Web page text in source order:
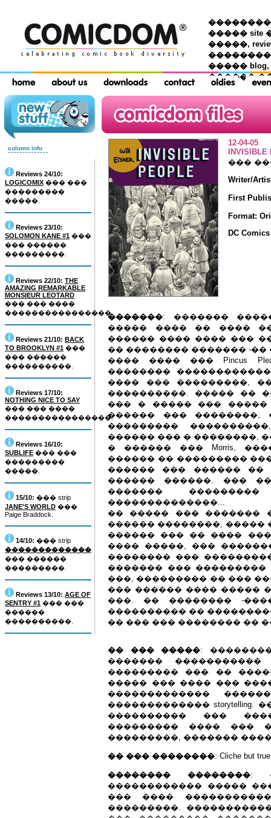
���������
����� site
�����,
����� blog,
������
column info
Reviews 24/10:
LOGICOMIX ��� ���
���������
�����.
Reviews 23/10:
SOLOMON KANE #1 ���
��� ������
���������.
Reviews 22/10: THE
AMAZING REMARKABLE
MONSIEUR LEOTARD
��� ��� ����
����������������.
Reviews 21/10: BACK
TO BROOKLYN #1 ���
��� ������
����������.
Reviews 17/10:
NOTHING NICE TO SAY
��� ��� ����
����������������.
Reviews 16/10:
SUBLIFE ��� ���
���������
�����.
15/10: ��� strip
JANE'S WORLD ���
Paige Braddock.
14/10: ��� strip
�������������
��� ������
���������.
Reviews 13/10: AGE OF
SENTRY #1 ��� ���
������
����������.
12-04-05
���
Writer/
First
Format:
DC Comics
�������: �������
����� ���� �� ����
������ ���� ���� ���
�� �������� ������� -��
���� ���� ��� Pincus
��������
���� ��� ���������,
����������. ����� ��
��� � ����� ���
������ ��� ��������,
���������
������ ��� � ��������,
� ������ ��� Morris,
������ �� ���������
������ ��� ������
������ ������. ���
�������
��������������...
�� ����� ��� �������
������ ��������, �����
������ ��� �� ����
���� �����, ���
�������� ���
������� ���
���, ��������� �� ���
��� ������ ���� �����
���. �� �������� -
���������� ��
�� ��� ��� �������� ��
�� ��� �����:
�������
��������� ��� ��
����� ��� ���� ���
�������������
�������������
���������� ���
��������� ���� ���
���������, �������
�� ��� ��������: Cliche
�������� ��������:
������������ �����
��� ����
���������.